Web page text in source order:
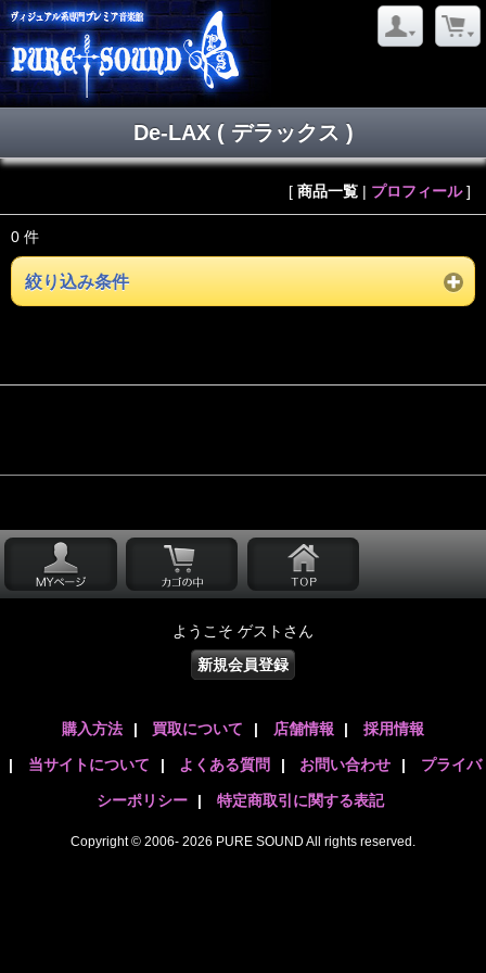
De-LAX ( デラックス )
[ 商品一覧 | プロフィール]
0 件
絞り込み条件
ようこそ ゲストさん
新規会員登録
購入方法 | 買取について | 店舗情報 | 採用情報
| 当サイトについて | よくある質問 | お問い合わせ | プライバ
シーポリシー | 特定商取引に関する表記
Copyright © 2006- 2026 PURE SOUND All rights reserved.